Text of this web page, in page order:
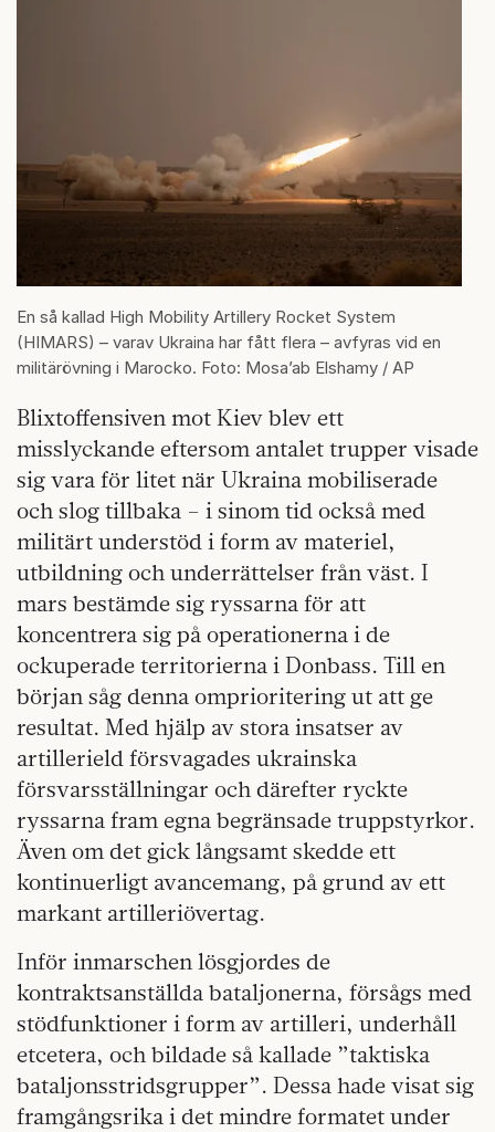
En så kallad High Mobility Artillery Rocket System
(HIMARS) – varav Ukraina har fått flera – avfyras vid en
militärövning i Marocko. Foto: Mosa’ab Elshamy / AP
Blixtoffensiven mot Kiev blev ett
misslyckande eftersom antalet trupper visade
sig vara för litet när Ukraina mobiliserade
och slog tillbaka – i sinom tid också med
militärt understöd i form av materiel,
utbildning och underrättelser från väst. I
mars bestämde sig ryssarna för att
koncentrera sig på operationerna i de
ockuperade territorierna i Donbass. Till en
början såg denna omprioritering ut att ge
resultat. Med hjälp av stora insatser av
artillerield försvagades ukrainska
försvarsställningar och därefter ryckte
ryssarna fram egna begränsade truppstyrkor.
Även om det gick långsamt skedde ett
kontinuerligt avancemang, på grund av ett
markant artilleriövertag.
Inför inmarschen lösgjordes de
kontraktsanställda bataljonerna, försågs med
stödfunktioner i form av artilleri, underhåll
etcetera, och bildade så kallade ”taktiska
bataljonsstridsgrupper”. Dessa hade visat sig
framgångsrika i det mindre formatet under